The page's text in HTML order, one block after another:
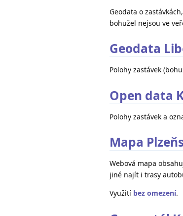
Geodata o
bohužel nejsou ve
Geodata
Polohy zastávek
Open data
Polohy zastávek a
Mapa
Webová mapa
jiné najít i trasy
Využití bez omezení.